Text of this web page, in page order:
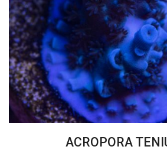
ACROPORA